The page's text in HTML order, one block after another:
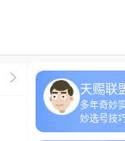
天赐联
多年奇妙
妙选号技巧